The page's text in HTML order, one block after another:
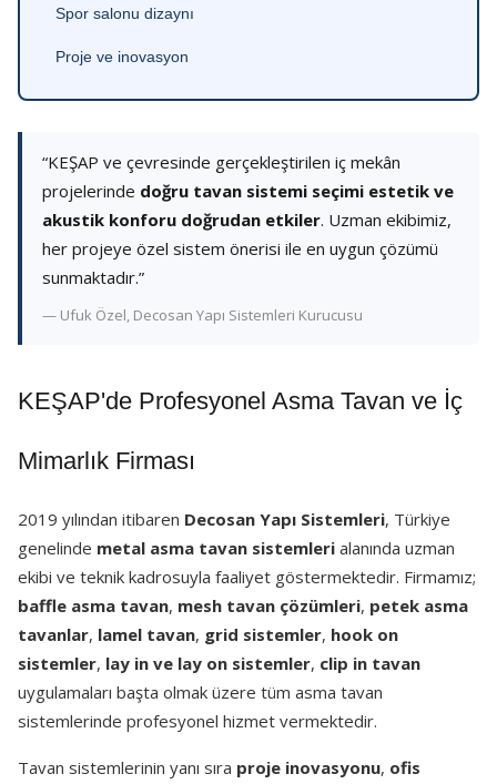
Spor salonu dizaynı
Proje ve inovasyon
“KEŞAP ve çevresinde gerçekleştirilen iç mekân
projelerinde doğru tavan sistemi seçimi estetik ve
akustik konforu doğrudan etkiler. Uzman ekibimiz,
her projeye özel sistem önerisi ile en uygun çözümü
sunmaktadır.”
— Ufuk Özel, Decosan Yapı Sistemleri Kurucusu
KEŞAP'de Profesyonel Asma Tavan ve İç
Mimarlık Firması
2019 yılından itibaren Decosan Yapı Sistemleri, Türkiye
genelinde metal asma tavan sistemleri alanında uzman
ekibi ve teknik kadrosuyla faaliyet göstermektedir. Firmamız;
baffle asma tavan, mesh tavan çözümleri, petek asma
tavanlar, lamel tavan, grid sistemler, hook on
sistemler, lay in ve lay on sistemler, clip in tavan
uygulamaları başta olmak üzere tüm asma tavan
sistemlerinde profesyonel hizmet vermektedir.
Tavan sistemlerinin yanı sıra proje inovasyonu, ofis